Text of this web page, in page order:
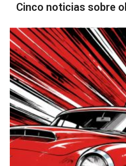
Cinco noticias sobre